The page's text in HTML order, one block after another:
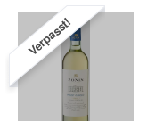
Verpasst!